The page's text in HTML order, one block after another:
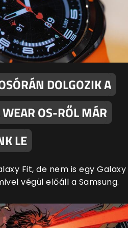
DOLGOZIK A
OS-RŐL MÁR
LE
Fit, de nem is egy Galaxy
végül előáll a Samsung.